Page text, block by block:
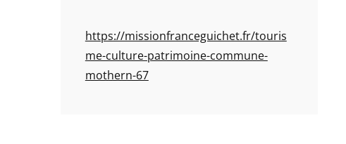
https://missionfranceguichet.fr/touris
me-culture-patrimoine-commune-
mothern-67